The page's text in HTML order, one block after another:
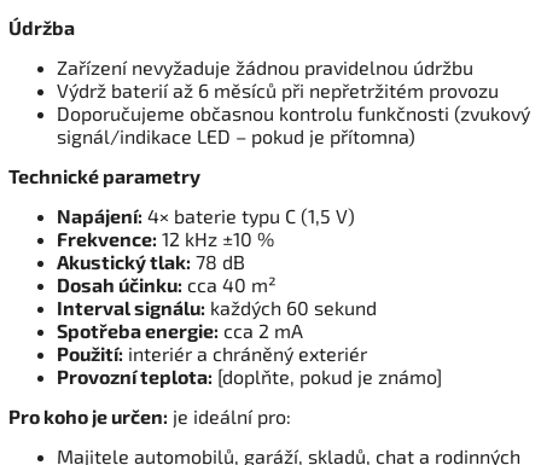
Údržba
Zařízení nevyžaduje žádnou pravidelnou údržbu
Výdrž baterií až 6 měsíců při nepřetržitém provozu
Doporučujeme občasnou kontrolu funkčnosti (zvukový
signál/indikace LED – pokud je přítomna)
Technické parametry
Napájení: 4× baterie typu C (1,5 V)
Frekvence: 12 kHz ±10 %
Akustický tlak: 78 dB
Dosah účinku: cca 40 m²
Interval signálu: každých 60 sekund
Spotřeba energie: cca 2 mA
Použití: interiér a chráněný exteriér
Provozní teplota: [doplňte, pokud je známo]
Pro koho je určen: je ideální pro:
Majitele automobilů, garáží, skladů, chat a rodinných